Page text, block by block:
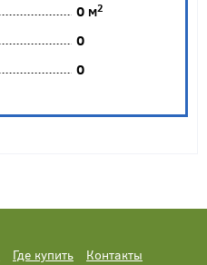
0 м2
0
0
Где купить
Контакты